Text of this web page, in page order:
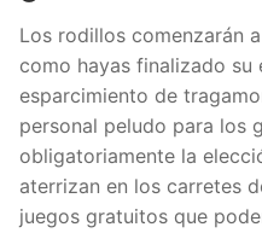
Los rodillos comenzarán
como hayas finalizado su
esparcimiento de
personal peludo para los
obligatoriamente la
aterrizan en los carretes
juegos gratuitos que